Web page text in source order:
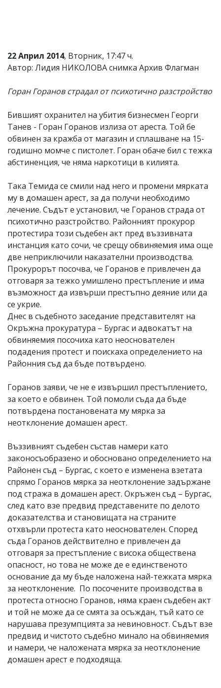
22 Април 2014, Вторник, 17:47 ч.
Автор: Лидия НИКОЛОВА снимка Архив Флагман
Горан Горанов страдал от психотично разстройство
Бившият охранител на убития бизнесмен Георги
Танев - Горан Горанов излиза от ареста. Той бе
обвинен за кражба от магазин и сплашване на 15-
годишно момче с пистолет. Горан обаче бил с тежка
абстиненция, че няма наркотици в килията.
Така Темида се смили над него и промени мярката
му в домашен арест, за да получи необходимо
лечение. Съдът е установил, че Горанов страда от
психотично разстройство. Районният прокурор
протестира този съдебен акт пред въззивната
инстанция като сочи, че срещу обвиняемия има още
две неприключили наказателни производства.
Прокурорът посочва, че Горанов е привлечен да
отговаря за тежко умишлено престъпление и има
възможност да извърши престъпно деяние или да
се укрие.
Днес в съдебното заседание представителят на
Окръжна прокуратура – Бургас и адвокатът на
обвиняемия посочиха като неоснователен
подадения протест и поискаха определението на
Районния съд да бъде потвърдено.
Горанов заяви, че не е извършил престъплението,
за което е обвинен. Той помоли съда да бъде
потвърдена постановената му мярка за
неотклонение домашен арест.
Въззивният съдебен състав намери като
законосъобразено и обосновано определението на
Районен съд – Бургас, с което е изменена взетата
спрямо Горанов мярка за неотклонение задържане
под стража в домашен арест. Окръжен съд – Бургас,
след като взе предвид представените по делото
доказателства и становищата на страните
отхвърли протеста като неоснователен. Според
съда Горанов действително е привлечен да
отговаря за престъпление с висока обществена
опасност, но това не може де е единственото
основание да му бъде наложена най-тежката мярка
за неотклонение. По посочените производства в
протеста относно Горанов, няма краен съдебен акт
и той не може да се смята за осъждан, тъй като се
нарушава презумпцията за невиновност. Съдът взе
предвид и чистото съдебно минало на обвиняемия
и намери, че наложената мярка за неотклонение
домашен арест е подходяща.